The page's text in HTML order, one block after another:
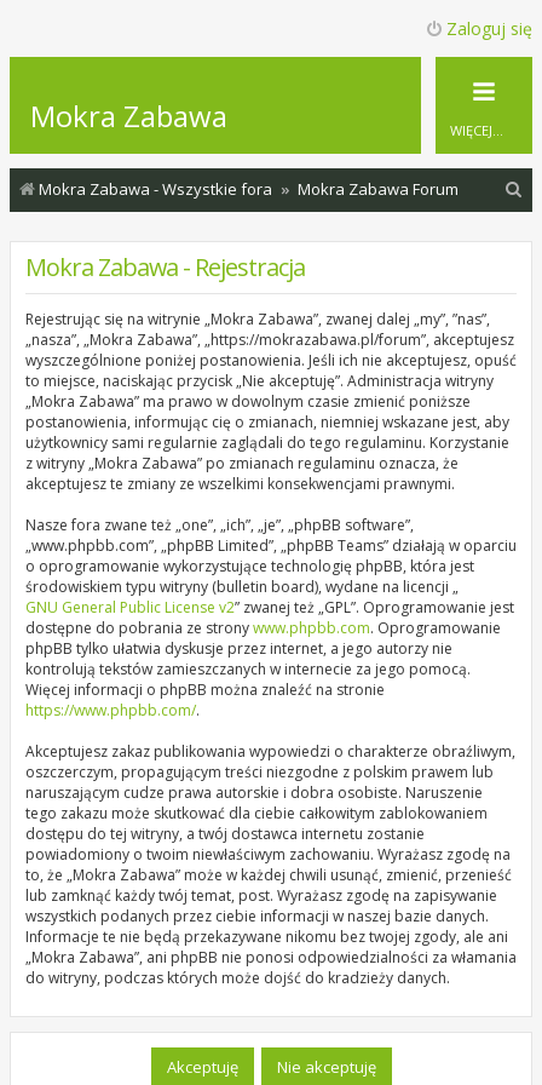
Zaloguj się
Mokra Zabawa WIĘCEJ…
Mokra Zabawa - Wszystkie fora Mokra Zabawa Forum
Mokra Zabawa - Rejestracja
Rejestrując się na witrynie „Mokra Zabawa”, zwanej dalej „my”, ”nas”,
„nasza”, „Mokra Zabawa”, „https://mokrazabawa.pl/forum”, akceptujesz
wyszczególnione poniżej postanowienia. Jeśli ich nie akceptujesz, opuść
to miejsce, naciskając przycisk „Nie akceptuję”. Administracja witryny
„Mokra Zabawa” ma prawo w dowolnym czasie zmienić poniższe
postanowienia, informując cię o zmianach, niemniej wskazane jest, aby
użytkownicy sami regularnie zaglądali do tego regulaminu. Korzystanie
z witryny „Mokra Zabawa” po zmianach regulaminu oznacza, że
akceptujesz te zmiany ze wszelkimi konsekwencjami prawnymi.
Nasze fora zwane też „one”, „ich”, „je”, „phpBB software”,
„www.phpbb.com”, „phpBB Limited”, „phpBB Teams” działają w oparciu
o oprogramowanie wykorzystujące technologię phpBB, która jest
środowiskiem typu witryny (bulletin board), wydane na licencji „
GNU General Public License v2” zwanej też „GPL”. Oprogramowanie jest
dostępne do pobrania ze stronywww.phpbb.com. Oprogramowanie
phpBB tylko ułatwia dyskusje przez internet, a jego autorzy nie
kontrolują tekstów zamieszczanych w internecie za jego pomocą.
Więcej informacji o phpBB można znaleźć na stronie
https://www.phpbb.com/.
Akceptujesz zakaz publikowania wypowiedzi o charakterze obraźliwym,
oszczerczym, propagującym treści niezgodne z polskim prawem lub
naruszającym cudze prawa autorskie i dobra osobiste. Naruszenie
tego zakazu może skutkować dla ciebie całkowitym zablokowaniem
dostępu do tej witryny, a twój dostawca internetu zostanie
powiadomiony o twoim niewłaściwym zachowaniu. Wyrażasz zgodę na
to, że „Mokra Zabawa” może w każdej chwili usunąć, zmienić, przenieść
lub zamknąć każdy twój temat, post. Wyrażasz zgodę na zapisywanie
wszystkich podanych przez ciebie informacji w naszej bazie danych.
Informacje te nie będą przekazywane nikomu bez twojej zgody, ale ani
„Mokra Zabawa”, ani phpBB nie ponosi odpowiedzialności za włamania
do witryny, podczas których może dojść do kradzieży danych.